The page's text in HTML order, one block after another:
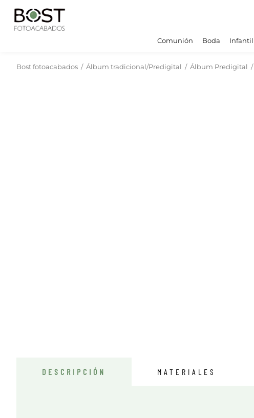
Comunión Boda Infantil
Bost fotoacabados / Álbum tradicional/Predigital / Álbum Predigital /
DESCRIPCIÓN MATERIALES